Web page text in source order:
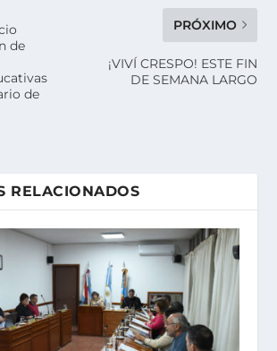
de
de
PRÓXIMO
¡VIVÍ CRESPO! ESTE FIN
DE SEMANA LARGO
RELACIONADOS